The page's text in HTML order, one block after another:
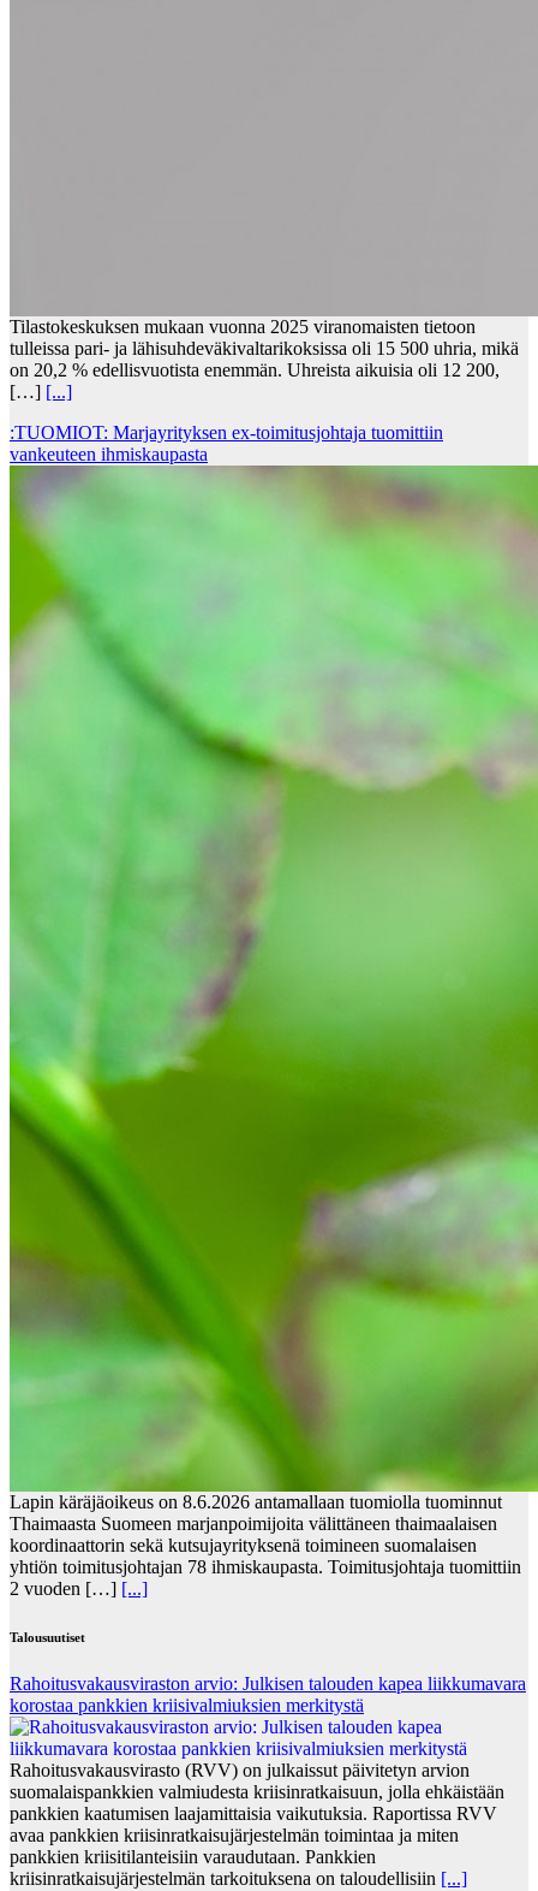
Tilastokeskuksen mukaan vuonna 2025 viranomaisten tietoon
tulleissa pari- ja lähisuhdeväkivaltarikoksissa oli 15 500 uhria, mikä
on 20,2 % edellisvuotista enemmän. Uhreista aikuisia oli 12 200,
[…] [...]
:TUOMIOT: Marjayrityksen ex-toimitusjohtaja tuomittiin
vankeuteen ihmiskaupasta
Lapin käräjäoikeus on 8.6.2026 antamallaan tuomiolla tuominnut
Thaimaasta Suomeen marjanpoimijoita välittäneen thaimaalaisen
koordinaattorin sekä kutsujayrityksenä toimineen suomalaisen
yhtiön toimitusjohtajan 78 ihmiskaupasta. Toimitusjohtaja tuomittiin
2 vuoden […] [...]
Talousuutiset
Rahoitusvakausviraston arvio: Julkisen talouden kapea liikkumavara
korostaa pankkien kriisivalmiuksien merkitystä
Rahoitusvakausvirasto (RVV) on julkaissut päivitetyn arvion
suomalaispankkien valmiudesta kriisinratkaisuun, jolla ehkäistään
pankkien kaatumisen laajamittaisia vaikutuksia. Raportissa RVV
avaa pankkien kriisinratkaisujärjestelmän toimintaa ja miten
pankkien kriisitilanteisiin varaudutaan. Pankkien
kriisinratkaisujärjestelmän tarkoituksena on taloudellisiin [...]